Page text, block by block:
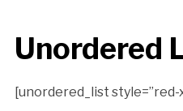
Unordered
[unordered_list style=”red-